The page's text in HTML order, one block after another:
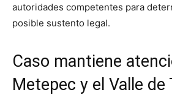
autoridades competentes para
posible sustento legal.
Caso mantiene
Metepec y el Valle de